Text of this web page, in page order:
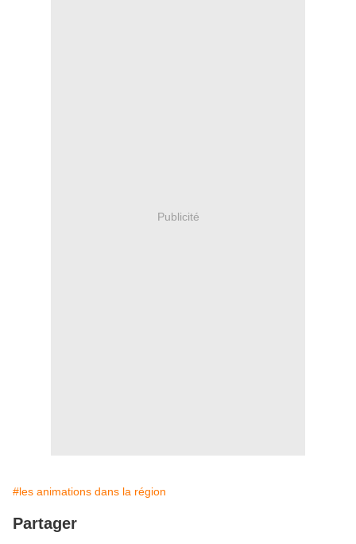
Publicité
#les animations dans la région
Partager